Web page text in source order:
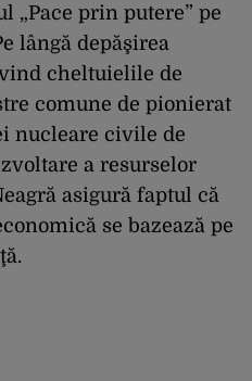
prin putere” pe
lângă depăşirea
cheltuielile de
comune de pionierat
nucleare civile de
a resurselor
asigură faptul că
se bazează pe